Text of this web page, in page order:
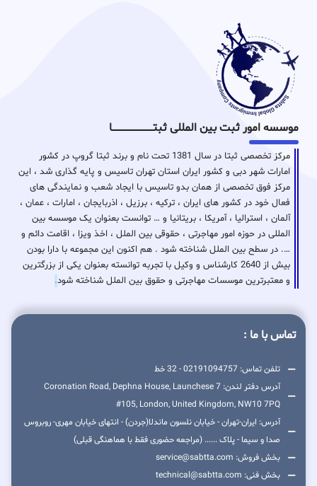
موسسه امور ثبت بین المللی ثبتـــــــــــــــــــــــــــــا
مرکز تخصصی ثبتا در سال 1381 تحت نام و برند ثبتا گروپ در کشور
امارات شهر دبی و کشور ایران استان تهران تاسیس و پایه گذاری شد ، این
مرکز فوق تخصصی از همان بدو تاسیس با ایجاد شعب و نمایندگی های
فعال خود در کشور های ایران ، ترکیه ، برزیل ، اذربایجان ، امارات ، عمان ،
آلمان ، استرالیا ، آمریکا ، بریتانیا و … توانست بعنوان یک موسسه بین
المللی در حوزه امور مهاجرتی ، حقوقی بین الملل ، اخذ ویزا ، اقامت دائم و
…. در سطح بین الملل شناخته شود . هم اکنون این مجموعه با دارا بودن
بیش از 2640 کارشناس و وکیل با تجربه توانسته بعنوان یکی از بزرگترین
و معتبرترین موسسات مهاجرتی و حقوق بین الملل شناخته شود.
تماس با ما :
تلفن تماس: 02191094757 - 32 خط
آدرس دفتر لندن: 7 Coronation Road, Dephna House, Launchese
#105, London, United Kingdom, NW10 7PQ
آدرس: ایران-تهران - خیابان نلسون ماندلا(جردن) - انتهای خیابان مهری- روبروس
صدا و سیما - پلاک ...... (مراجعه حضوری فقط با هماهنگی قبلی)
بخش فروش: service@sabtta.com
بخش فنی: technical@sabtta.com